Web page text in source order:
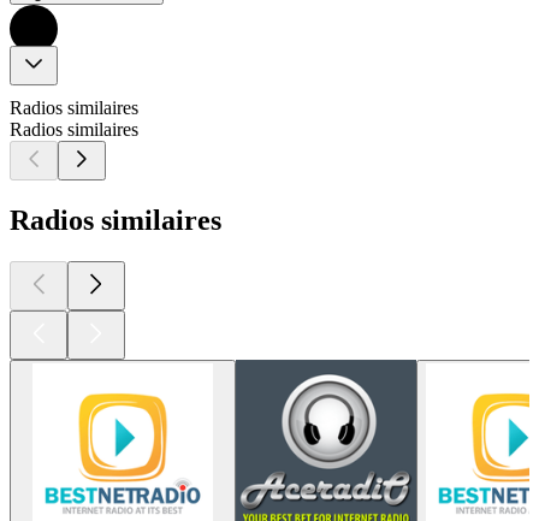
Radios similaires
Radios similaires
Radios similaires